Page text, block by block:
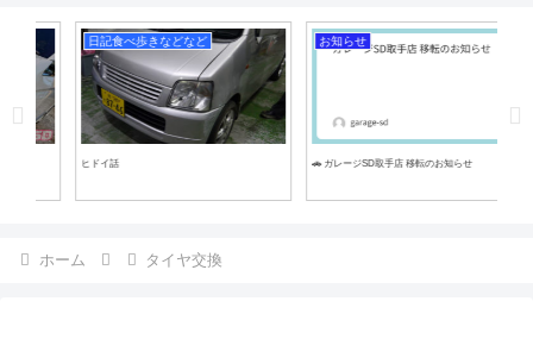
日記食べ歩きなどなど
ヒドイ話
お知らせ
🚗 ガレージSD取手店 移転のお知らせ
ホーム タイヤ交換